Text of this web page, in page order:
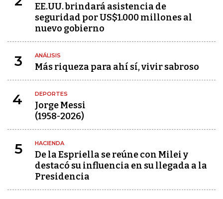
EE.UU. brindará asistencia de
seguridad por US$1.000 millones al
nuevo gobierno
3 ANÁLISIS
Más riqueza para ahí sí, vivir sabroso
4 DEPORTES
Jorge Messi
(1958-2026)
5 HACIENDA
De la Espriella se reúne con Milei y
destacó su influencia en su llegada a la
Presidencia